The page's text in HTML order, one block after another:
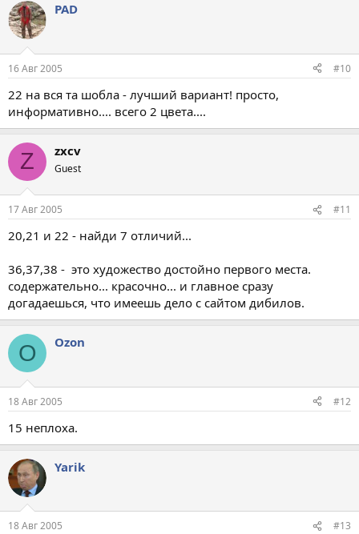
PAD
16 Авг 2005 #10
22 на вся та шобла - лучший вариант! просто,
информативно.... всего 2 цвета....
Z zxcv
Guest
17 Авг 2005 #11
20,21 и 22 - найди 7 отличий...
36,37,38 - это художество достойно первого места.
содержательно... красочно... и главное сразу
догадаешься, что имеешь дело с сайтом дибилов.
O Ozon
18 Авг 2005 #12
15 неплоха.
Yarik
18 Авг 2005 #13